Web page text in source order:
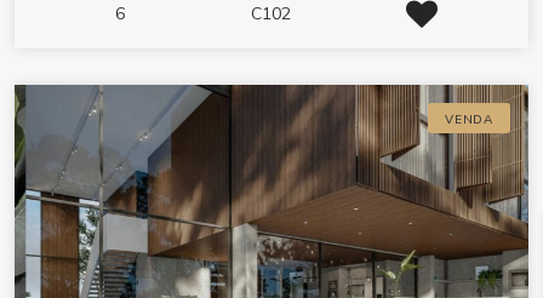
6
C102
VENDA